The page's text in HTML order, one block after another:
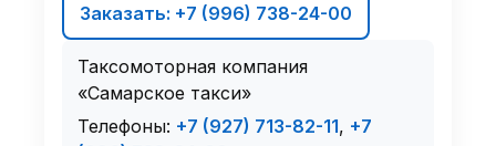
Заказать: +7 (996) 738-24-00
Таксомоторная компания
«Самарское такси»
Телефоны: +7 (927) 713-82-11, +7